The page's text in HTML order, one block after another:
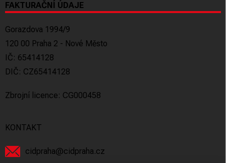
FAKTURAČNÍ ÚDAJE
Gorazdova 1994/9
120 00 Praha 2 - Nové Město
IČ: 65414128
DIČ: CZ65414128
Zbrojní licence: CG000458
KONTAKT
cidpraha@cidpraha.cz